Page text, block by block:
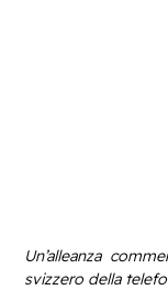
Un’alleanza
svizzero della